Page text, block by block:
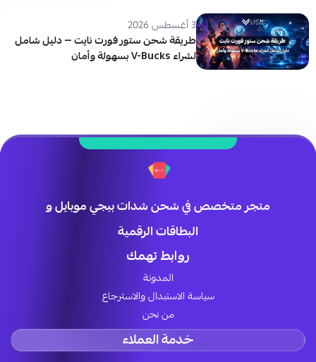
3 أغسطس 2026
طريقة شحن ستور فورت نايت — دليل شامل
لشراء V-Bucks بسهولة وأمان
متجر متخصص في شحن شدات ببجي موبايل و
البطاقات الرقمية
روابط تهمك
المدونة
سياسة الاستبدال والاسترجاع
من نحن
خدمة العملاء